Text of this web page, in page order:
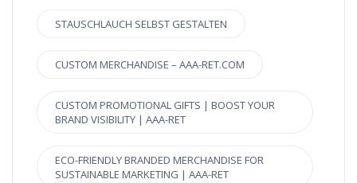
STAUSCHLAUCH SELBST GESTALTEN
CUSTOM MERCHANDISE – AAA-RET.COM
CUSTOM PROMOTIONAL GIFTS | BOOST YOUR
BRAND VISIBILITY | AAA-RET
ECO-FRIENDLY BRANDED MERCHANDISE FOR
SUSTAINABLE MARKETING | AAA-RET